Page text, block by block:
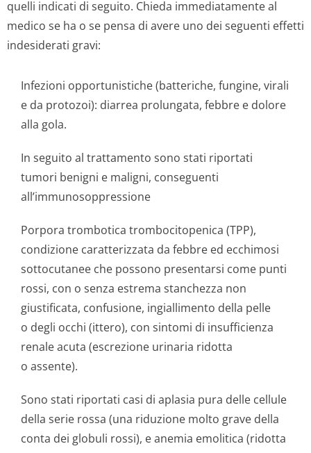
quelli indicati di seguito. Chieda immediatamente al
medico se ha o se pensa di avere uno dei seguenti effetti
indesiderati gravi:
Infezioni opportunistiche (batteriche, fungine, virali
e da protozoi): diarrea prolungata, febbre e dolore
alla gola.
In seguito al trattamento sono stati riportati
tumori benigni e maligni, conseguenti
all’immunosop­pressione
Porpora trombotica trombocitopenica (TPP),
condizione caratterizzata da febbre ed ecchimosi
sottocutanee che possono presentarsi come punti
rossi, con o senza estrema stanchezza non
giustificata, confusione, ingiallimento della pelle
o degli occhi (ittero), con sintomi di insufficienza
renale acuta (escrezione urinaria ridotta
o assente).
Sono stati riportati casi di aplasia pura delle cellule
della serie rossa (una riduzione molto grave della
conta dei globuli rossi), e anemia emolitica (ridotta